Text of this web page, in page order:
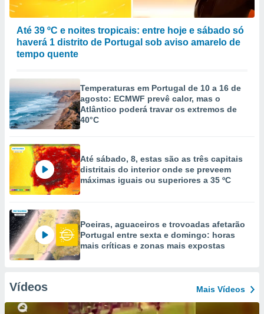
Até 39 ºC e noites tropicais: entre hoje e sábado só
haverá 1 distrito de Portugal sob aviso amarelo de
tempo quente
Temperaturas em Portugal de 10 a 16 de
agosto: ECMWF prevê calor, mas o
Atlântico poderá travar os extremos de
40°C
Até sábado, 8, estas são as três capitais
distritais do interior onde se preveem
máximas iguais ou superiores a 35 ºC
Poeiras, aguaceiros e trovoadas afetarão
Portugal entre sexta e domingo: horas
mais críticas e zonas mais expostas
Vídeos Mais Vídeos